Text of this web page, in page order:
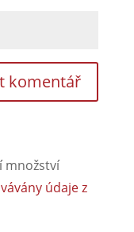
množství
údaje z